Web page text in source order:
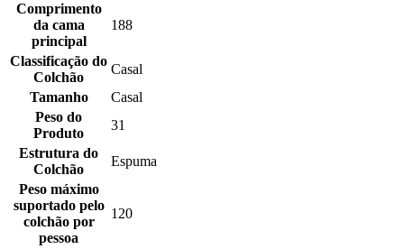
Comprimento
da cama
principal
188
Classificação do
Colchão
Casal
Tamanho
Casal
Peso do
Produto
31
Estrutura do
Colchão
Espuma
Peso máximo
suportado pelo
colchão por
pessoa
120